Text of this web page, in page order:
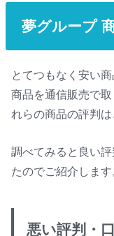
夢グループ
とてつもなく安い
商品を通信販売で
れらの商品の評判は
調べてみると良い
たのでご紹介します
悪い評判・